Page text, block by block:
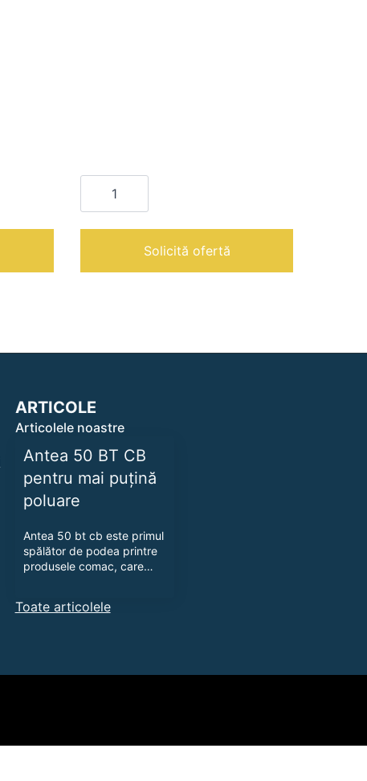
Cantitate
P112
profesional
Solicită ofertă
ARTICOLE
Articolele noastre
Antea 50 BT CB
pentru mai puțină
poluare
Antea 50 bt cb este primul
spălător de podea printre
produsele comac, care…
Toate articolele